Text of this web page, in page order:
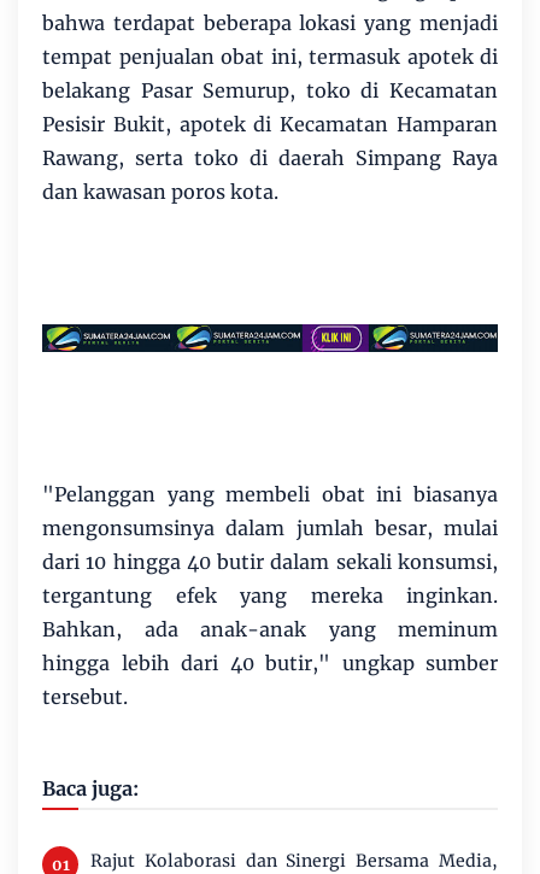
bahwa terdapat beberapa lokasi yang menjadi
tempat penjualan obat ini, termasuk apotek di
belakang Pasar Semurup, toko di Kecamatan
Pesisir Bukit, apotek di Kecamatan Hamparan
Rawang, serta toko di daerah Simpang Raya
dan kawasan poros kota.
"Pelanggan yang membeli obat ini biasanya
mengonsumsinya dalam jumlah besar, mulai
dari 10 hingga 40 butir dalam sekali konsumsi,
tergantung efek yang mereka inginkan.
Bahkan, ada anak-anak yang meminum
hingga lebih dari 40 butir," ungkap sumber
tersebut.
Baca juga:
Rajut Kolaborasi dan Sinergi Bersama Media,